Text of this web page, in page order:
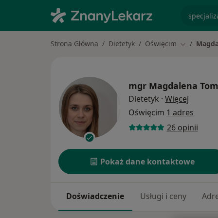
Strona Główna Dietetyk Oświęcim Zmień
mgr Magdalena
Dietetyk · Więcej
Oświęcim 1 adres
26 opinii
Pokaż dane kontaktowe
Doświadczenie Usługi i ceny